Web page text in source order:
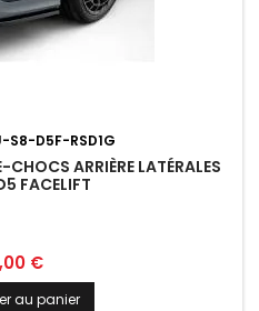
S8-D5F-RSD1G
ARRIÈRE LATÉRALES
FACELIFT
€
au panier